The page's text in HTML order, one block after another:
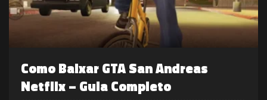
Como Baixar GTA San Andreas
Netflix – Guia Completo